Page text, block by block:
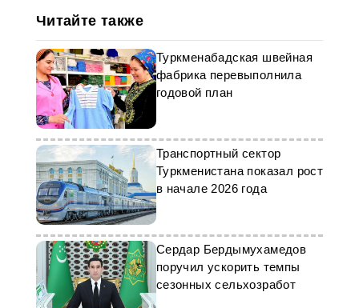
Читайте также
Туркменабадская швейная
фабрика перевыполнила
годовой план
Транспортный сектор
Туркменистана показал рост
в начале 2026 года
Сердар Бердымухамедов
поручил ускорить темпы
сезонных сельхозработ